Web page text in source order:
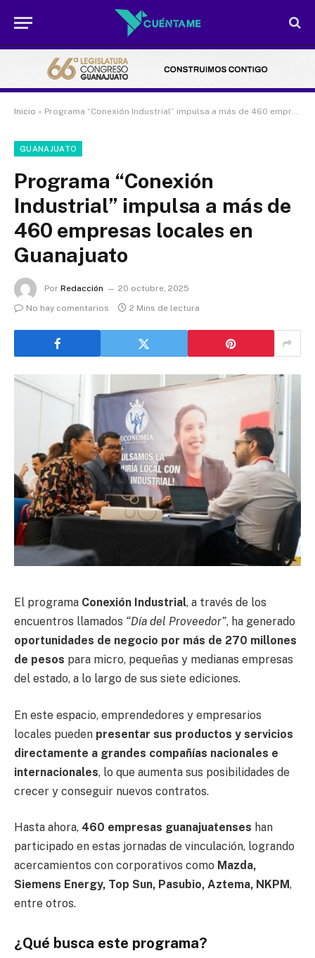
Inicio » Programa “Conexión Industrial” impulsa a más de 460 empresas locales en Guanajuato
GUANAJUATO
Programa “Conexión
Industrial” impulsa a más de
460 empresas locales en
Guanajuato
Por Redacción
20 octubre, 2025
No hay comentarios
2 Mins de lectura
El programa Conexión Industrial, a través de los
encuentros llamados “Día del Proveedor”, ha generado
oportunidades de negocio por más de 270 millones
de pesos para micro, pequeñas y medianas empresas
del estado, a lo largo de sus siete ediciones.
En este espacio, emprendedores y empresarios
locales pueden presentar sus productos y servicios
directamente a grandes compañías nacionales e
internacionales, lo que aumenta sus posibilidades de
crecer y conseguir nuevos contratos.
Hasta ahora, 460 empresas guanajuatenses han
participado en estas jornadas de vinculación, logrando
acercamientos con corporativos como Mazda,
Siemens Energy, Top Sun, Pasubio, Aztema, NKPM,
entre otros.
¿Qué busca este programa?